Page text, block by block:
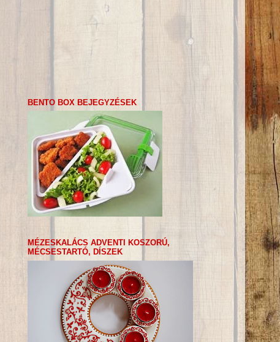
BENTO BOX BEJEGYZÉSEK
MÉZESKALÁCS ADVENTI KOSZORÚ,
MÉCSESTARTÓ, DÍSZEK